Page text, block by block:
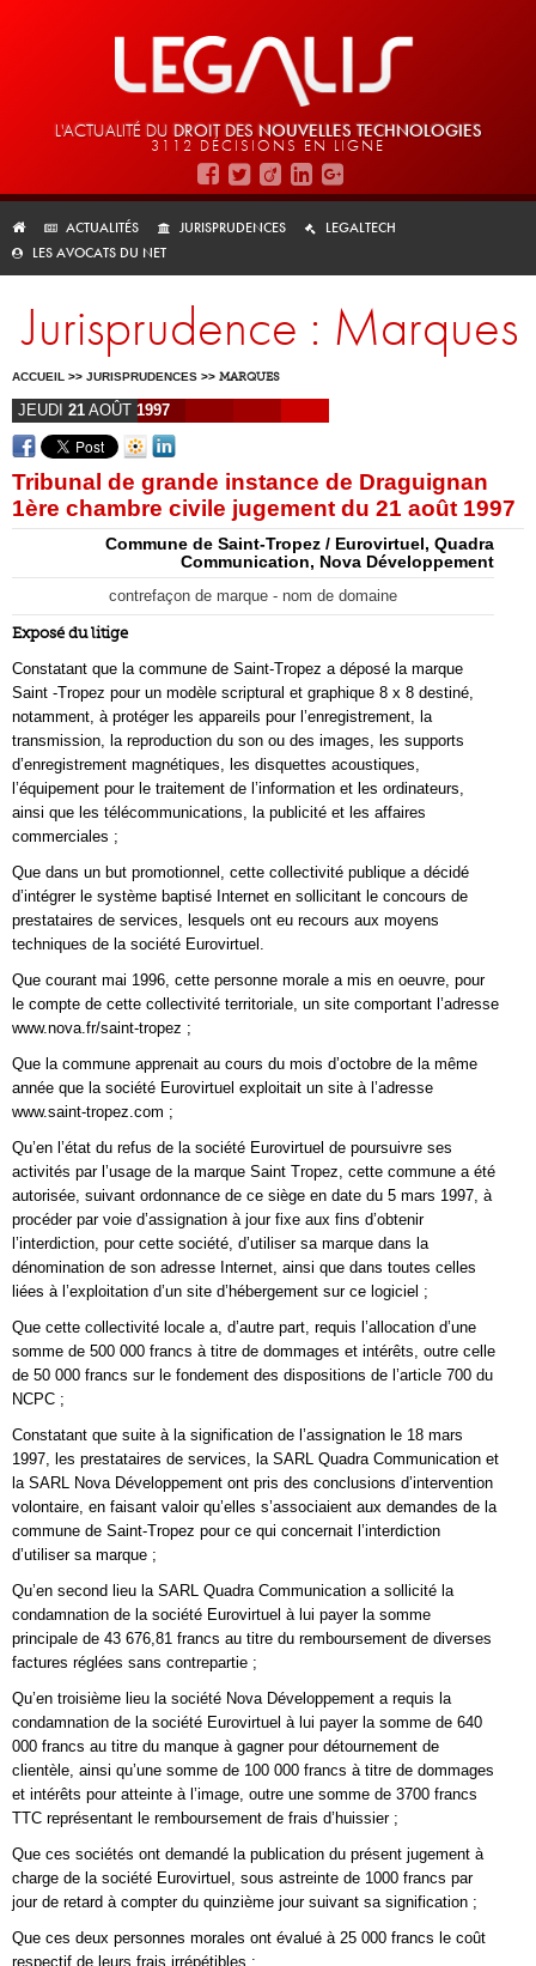
L'ACTUALITÉ DU DROIT DES NOUVELLES TECHNOLOGIES
3112 DÉCISIONS EN LIGNE
ACTUALITÉS JURISPRUDENCES
LEGALTECH
LES AVOCATS DU NET
Jurisprudence : Marques
ACCUEIL >> JURISPRUDENCES >> MARQUES
JEUDI 21 AOÛT 1997
Tribunal de grande instance de Draguignan
1ère chambre civile jugement du 21 août 1997
Commune de Saint-Tropez / Eurovirtuel, Quadra
Communication, Nova Développement
contrefaçon de marque - nom de domaine
Exposé du litige
Constatant que la commune de Saint-Tropez a déposé la marque
Saint -Tropez pour un modèle scriptural et graphique 8 x 8 destiné,
notamment, à protéger les appareils pour l’enregistrement, la
transmission, la reproduction du son ou des images, les supports
d’enregistrement magnétiques, les disquettes acoustiques,
l’équipement pour le traitement de l’information et les ordinateurs,
ainsi que les télécommunications, la publicité et les affaires
commerciales ;
Que dans un but promotionnel, cette collectivité publique a décidé
d’intégrer le système baptisé Internet en sollicitant le concours de
prestataires de services, lesquels ont eu recours aux moyens
techniques de la société Eurovirtuel.
Que courant mai 1996, cette personne morale a mis en oeuvre, pour
le compte de cette collectivité territoriale, un site comportant l’adresse
www.nova.fr/saint-tropez ;
Que la commune apprenait au cours du mois d’octobre de la même
année que la société Eurovirtuel exploitait un site à l’adresse
www.saint-tropez.com ;
Qu’en l’état du refus de la société Eurovirtuel de poursuivre ses
activités par l’usage de la marque Saint Tropez, cette commune a été
autorisée, suivant ordonnance de ce siège en date du 5 mars 1997, à
procéder par voie d’assignation à jour fixe aux fins d’obtenir
l’interdiction, pour cette société, d’utiliser sa marque dans la
dénomination de son adresse Internet, ainsi que dans toutes celles
liées à l’exploitation d’un site d’hébergement sur ce logiciel ;
Que cette collectivité locale a, d’autre part, requis l’allocation d’une
somme de 500 000 francs à titre de dommages et intérêts, outre celle
de 50 000 francs sur le fondement des dispositions de l’article 700 du
NCPC ;
Constatant que suite à la signification de l’assignation le 18 mars
1997, les prestataires de services, la SARL Quadra Communication et
la SARL Nova Développement ont pris des conclusions d’intervention
volontaire, en faisant valoir qu’elles s’associaient aux demandes de la
commune de Saint-Tropez pour ce qui concernait l’interdiction
d’utiliser sa marque ;
Qu’en second lieu la SARL Quadra Communication a sollicité la
condamnation de la société Eurovirtuel à lui payer la somme
principale de 43 676,81 francs au titre du remboursement de diverses
factures réglées sans contrepartie ;
Qu’en troisième lieu la société Nova Développement a requis la
condamnation de la société Eurovirtuel à lui payer la somme de 640
000 francs au titre du manque à gagner pour détournement de
clientèle, ainsi qu’une somme de 100 000 francs à titre de dommages
et intérêts pour atteinte à l’image, outre une somme de 3700 francs
TTC représentant le remboursement de frais d’huissier ;
Que ces sociétés ont demandé la publication du présent jugement à
charge de la société Eurovirtuel, sous astreinte de 1000 francs par
jour de retard à compter du quinzième jour suivant sa signification ;
Que ces deux personnes morales ont évalué à 25 000 francs le coût
respectif de leurs frais irrépétibles ;